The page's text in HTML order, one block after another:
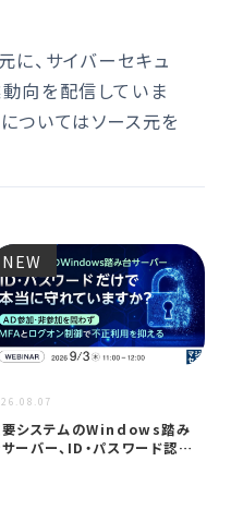
に、サイバーセキュ
向を配信していま
ついてはソース元を
NEW
システムのWindows踏み
ーバー、ID・パスワード認証